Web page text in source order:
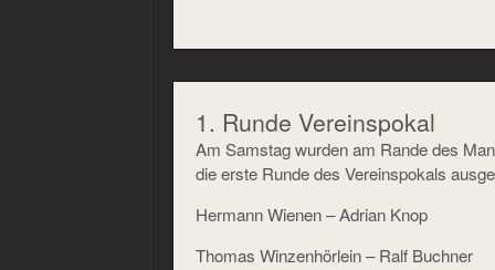
1. Runde Vereinspokal
Am Samstag wurden am Rande des
die erste Runde des Vereinspokals
Hermann Wienen – Adrian Knop
Thomas Winzenhörlein – Ralf Buchner